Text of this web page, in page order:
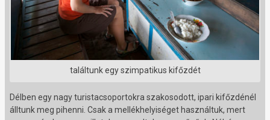
találtunk egy szimpatikus kifőzdét
Délben egy nagy turistacsoportokra szakosodott, ipari kifőzdénél
álltunk meg pihenni. Csak a mellékhelyiséget használtuk, mert